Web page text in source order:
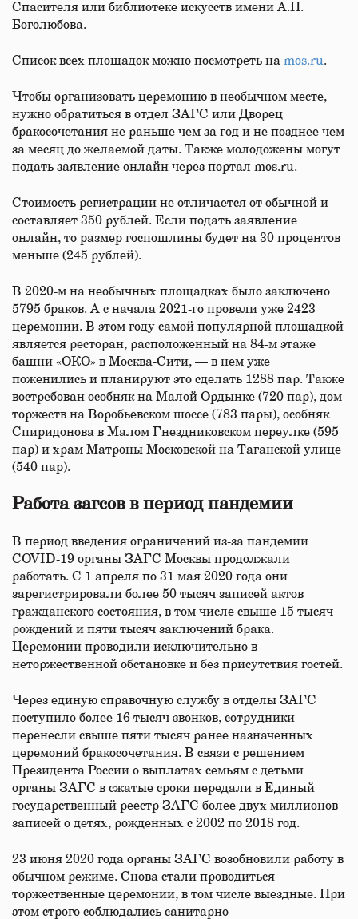
Спасителя или библиотеке искусств имени А.П.
Боголюбова.
Список всех площадок можно посмотреть на mos.ru.
Чтобы организовать церемонию в необычном месте,
нужно обратиться в отдел ЗАГС или Дворец
бракосочетания не раньше чем за год и не позднее чем
за месяц до желаемой даты. Также молодожены могут
подать заявление онлайн через портал mos.ru.
Стоимость регистрации не отличается от обычной и
составляет 350 рублей. Если подать заявление
онлайн, то размер госпошлины будет на 30 процентов
меньше (245 рублей).
В 2020-м на необычных площадках было заключено
5795 браков. А с начала 2021-го провели уже 2423
церемонии. В этом году самой популярной площадкой
является ресторан, расположенный на 84-м этаже
башни «ОКО» в Москва-Сити, — в нем уже
поженились и планируют это сделать 1288 пар. Также
востребован особняк на Малой Ордынке (720 пар), дом
торжеств на Воробьевском шоссе (783 пары), особняк
Спиридонова в Малом Гнездниковском переулке (595
пар) и храм Матроны Московской на Таганской улице
(540 пар).
Работа загсов в период пандемии
В период введения ограничений из-за пандемии
COVID-19 органы ЗАГС Москвы продолжали
работать. С 1 апреля по 31 мая 2020 года они
зарегистрировали более 50 тысяч записей актов
гражданского состояния, в том числе свыше 15 тысяч
рождений и пяти тысяч заключений брака.
Церемонии проводили исключительно в
неторжественной обстановке и без присутствия гостей.
Через единую справочную службу в отделы ЗАГС
поступило более 16 тысяч звонков, сотрудники
перенесли свыше пяти тысяч ранее назначенных
церемоний бракосочетания. В связи с решением
Президента России о выплатах семьям с детьми
органы ЗАГС в сжатые сроки передали в Единый
государственный реестр ЗАГС более двух миллионов
записей о детях, рожденных с 2002 по 2018 год.
23 июня 2020 года органы ЗАГС возобновили работу в
обычном режиме. Снова стали проводиться
торжественные церемонии, в том числе выездные. При
этом строго соблюдались санитарно-